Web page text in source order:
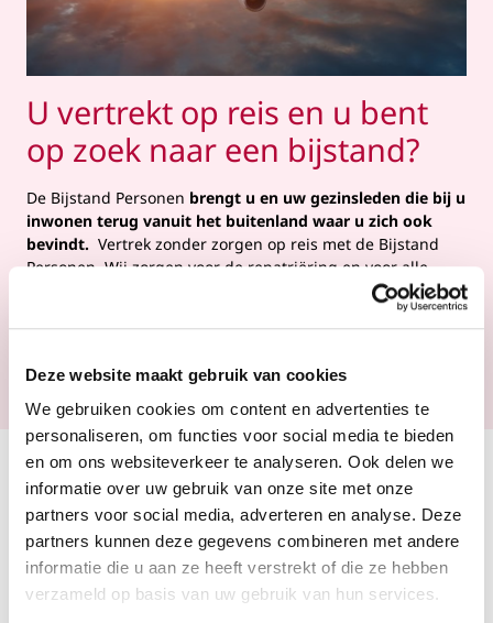
Deze website maakt gebruik van cookies
We gebruiken cookies om content en advertenties te
personaliseren, om functies voor social media te bieden
en om ons websiteverkeer te analyseren. Ook delen we
informatie over uw gebruik van onze site met onze
partners voor social media, adverteren en analyse. Deze
partners kunnen deze gegevens combineren met andere
informatie die u aan ze heeft verstrekt of die ze hebben
verzameld op basis van uw gebruik van hun services.
U vertrekt op reis en u bent
op zoek naar een bijstand?
De Bijstand Personen brengt u en uw gezinsleden die bij u
inwonen terug vanuit het buitenland waar u zich ook
bevindt. Vertrek zonder zorgen op reis met de Bijstand
Personen. Wij zorgen voor de repatriëring en voor alle
ziekenhuisopname, het laten overbrengen van een
familielid, ...)
Naar overzicht van optionele garanties
Offerte aanvragen
Meer info? Aarzel niet, bel
0800/24 414